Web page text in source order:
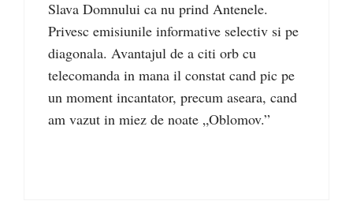
Slava Domnului ca nu prind Antenele.
Privesc emisiunile informative selectiv si pe
diagonala. Avantajul de a citi orb cu
telecomanda in mana il constat cand pic pe
un moment incantator, precum aseara, cand
am vazut in miez de noate „Oblomov.”